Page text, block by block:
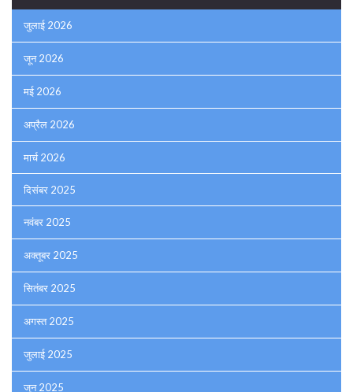
जुलाई 2026
जून 2026
मई 2026
अप्रैल 2026
मार्च 2026
दिसंबर 2025
नवंबर 2025
अक्तूबर 2025
सितंबर 2025
अगस्त 2025
जुलाई 2025
जून 2025